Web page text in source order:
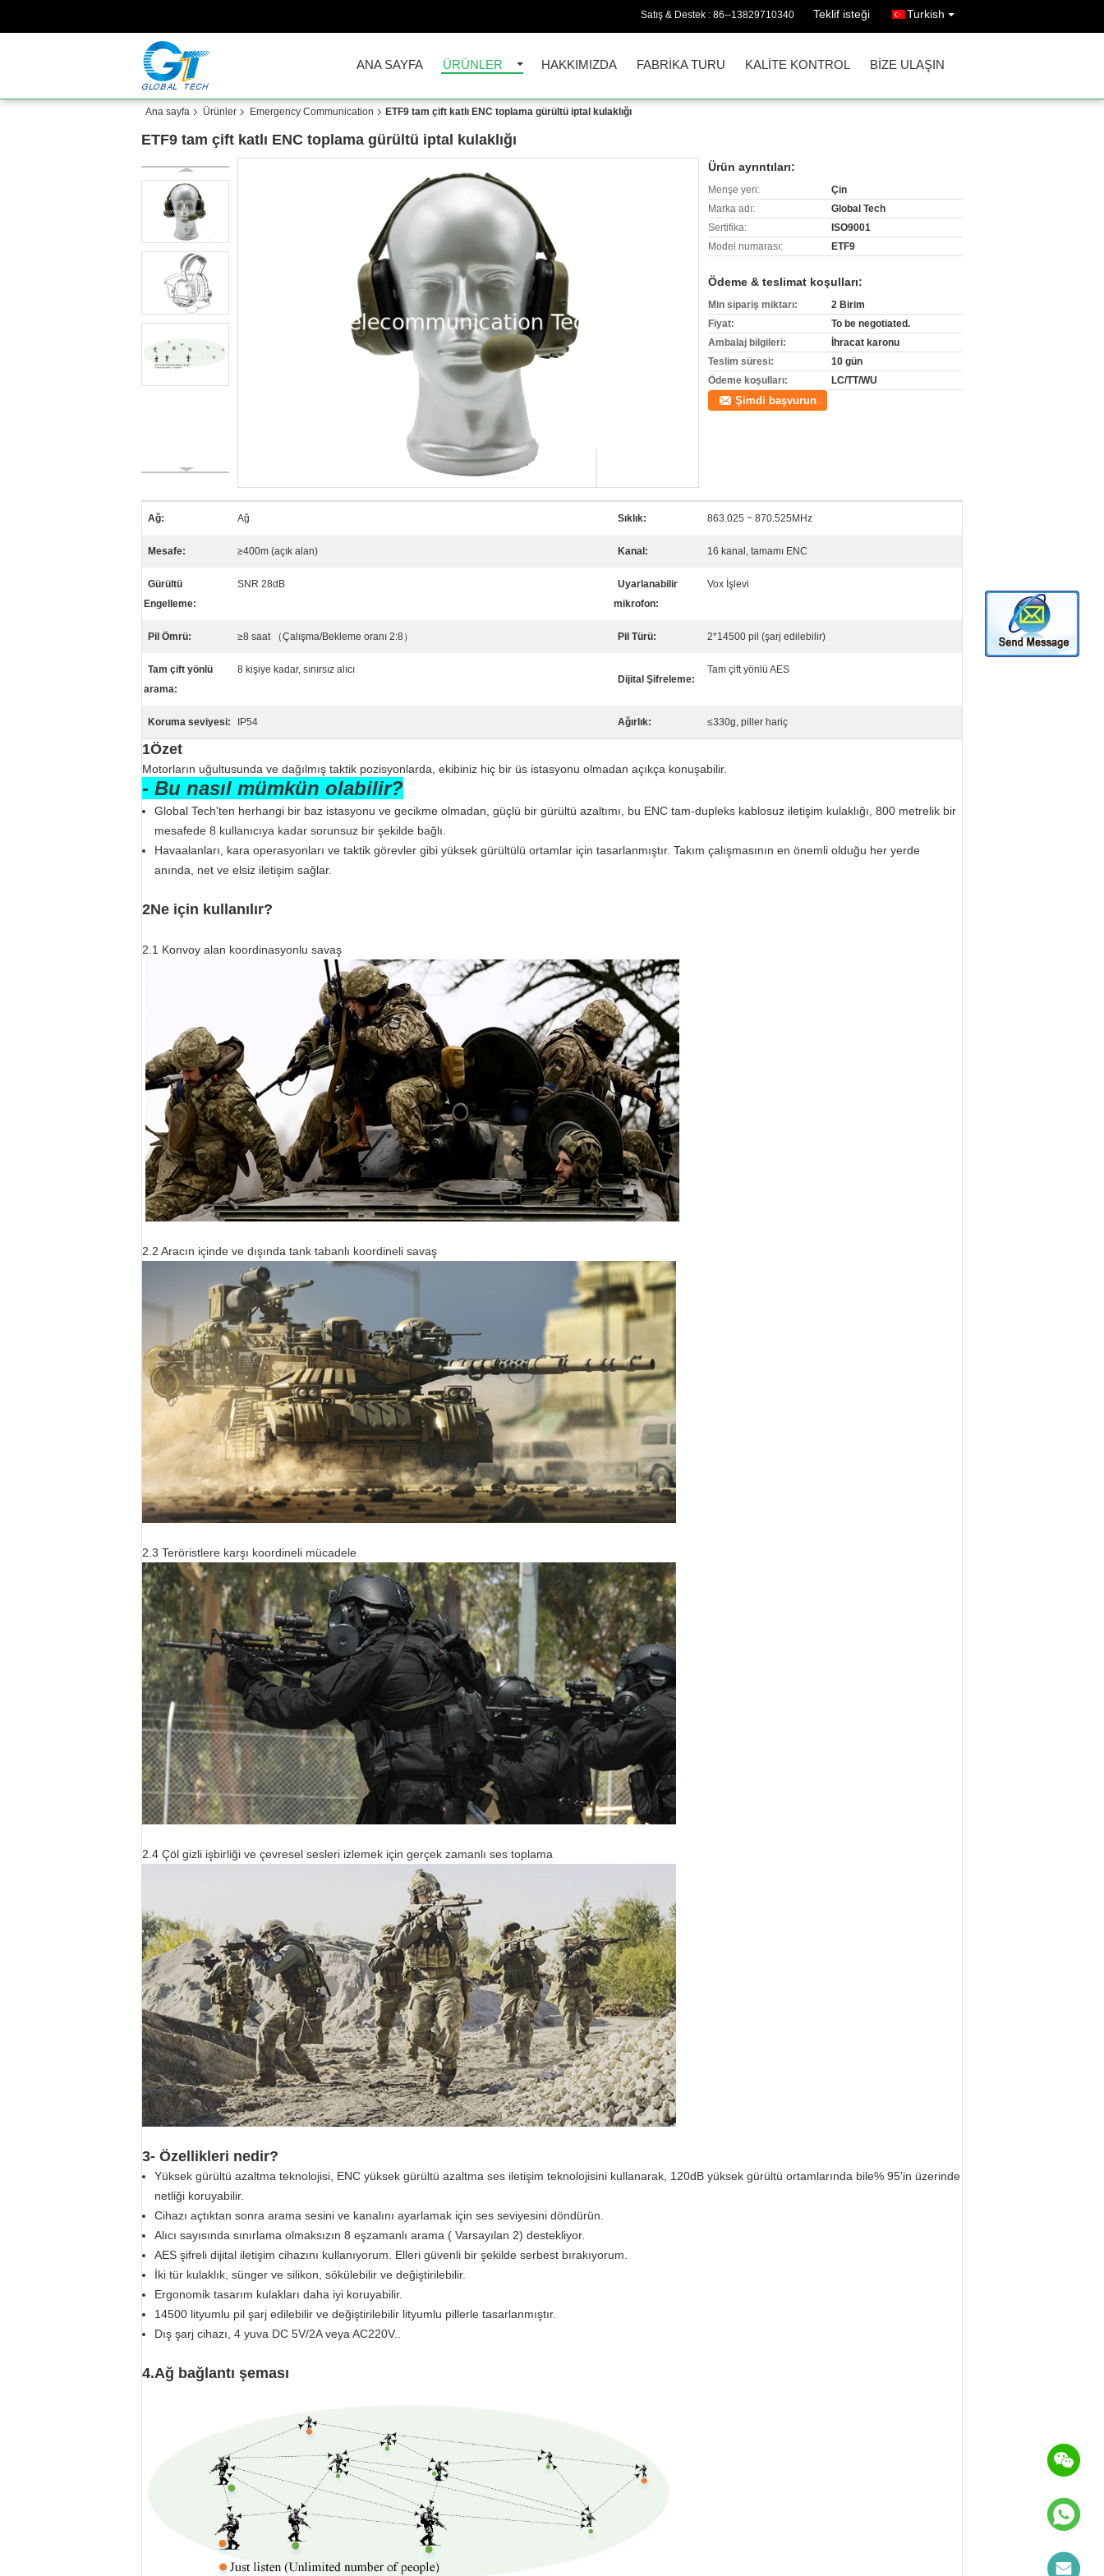
Satış & Destek : 86--13829710340 Teklif isteği Turkish
ANA SAYFA ÜRÜNLER HAKKIMIZDA FABRIKA TURU KALITE KONTROL BIZE ULAŞIN
Ana sayfa Ürünler Emergency Communication ETF9 tam çift katlı ENC toplama gürültü iptal kulaklığı
ETF9 tam çift katlı ENC toplama gürültü iptal kulaklığı
Ürün ayrıntıları:
Menşe yeri:
Çin
Marka adı:
Global Tech
Sertifika:
ISO9001
Model numarası:
ETF9
Ödeme & teslimat koşulları:
Min sipariş miktarı:
2 Birim
Fiyat:
To be negotiated.
Ambalaj bilgileri:
İhracat karonu
Teslim süresi:
10 gün
Ödeme koşulları:
LC/TT/WU
Şimdi başvurun
Ağ: Ağ Sıklık: 863.025 ~ 870.525MHz
Mesafe: ≥400m (açık alan) Kanal: 16 kanal, tamamı ENC
Gürültü
Engelleme:
SNR 28dB
Uyarlanabilir
mikrofon:
Vox İşlevi
Pil Ömrü: ≥8 saat （Çalışma/Bekleme oranı 2:8） Pil Türü: 2*14500 pil (şarj edilebilir)
Tam çift yönlü
arama:
8 kişiye kadar, sınırsız alıcı
Dijital Şifreleme:
Tam çift yönlü AES
Koruma seviyesi: IP54 Ağırlık: ≤330g, piller hariç
1Özet
Motorların uğultusunda ve dağılmış taktik pozisyonlarda, ekibiniz hiç bir üs istasyonu olmadan açıkça konuşabilir.
- Bu nasıl mümkün olabilir?
Global Tech'ten herhangi bir baz istasyonu ve gecikme olmadan, güçlü bir gürültü azaltımı, bu ENC tam-dupleks kablosuz iletişim kulaklığı, 800 metrelik bir
mesafede 8 kullanıcıya kadar sorunsuz bir şekilde bağlı.
Havaalanları, kara operasyonları ve taktik görevler gibi yüksek gürültülü ortamlar için tasarlanmıştır. Takım çalışmasının en önemli olduğu her yerde
anında, net ve elsiz iletişim sağlar.
2Ne için kullanılır?
2.1 Konvoy alan koordinasyonlu savaş
2.2 Aracın içinde ve dışında tank tabanlı koordineli savaş
2.3 Teröristlere karşı koordineli mücadele
2.4 Çöl gizli işbirliği ve çevresel sesleri izlemek için gerçek zamanlı ses toplama
3- Özellikleri nedir?
Yüksek gürültü azaltma teknolojisi, ENC yüksek gürültü azaltma ses iletişim teknolojisini kullanarak, 120dB yüksek gürültü ortamlarında bile% 95'in üzerinde
netliği koruyabilir.
Cihazı açtıktan sonra arama sesini ve kanalını ayarlamak için ses seviyesini döndürün.
Alıcı sayısında sınırlama olmaksızın 8 eşzamanlı arama ( Varsayılan 2) destekliyor.
AES şifreli dijital iletişim cihazını kullanıyorum. Elleri güvenli bir şekilde serbest bırakıyorum.
İki tür kulaklık, sünger ve silikon, sökülebilir ve değiştirilebilir.
Ergonomik tasarım kulakları daha iyi koruyabilir.
14500 lityumlu pil şarj edilebilir ve değiştirilebilir lityumlu pillerle tasarlanmıştır.
Dış şarj cihazı, 4 yuva DC 5V/2A veya AC220V..
4.Ağ bağlantı şeması